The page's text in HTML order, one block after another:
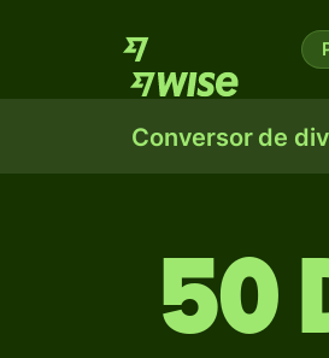
Conversor de
50